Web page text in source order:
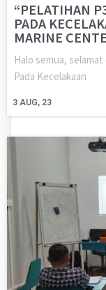
“PELATIHAN
PADA
MARINE
3 AUG, 23
Halo semua,
Pada Kecelakaan